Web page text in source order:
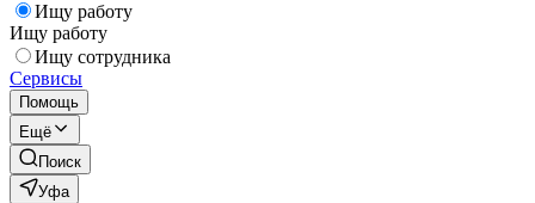
Ищу работу
Ищу работу
Ищу сотрудника
Сервисы
Помощь
Ещё
Поиск
Уфа